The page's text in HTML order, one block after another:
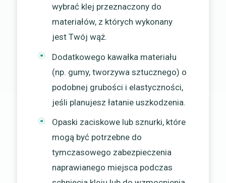
wybrać klej przeznaczony do
materiałów, z których wykonany
jest Twój wąż.
Dodatkowego kawałka materiału
(np. gumy, tworzywa sztucznego) o
podobnej grubości i elastyczności,
jeśli planujesz łatanie uszkodzenia.
Opaski zaciskowe lub sznurki, które
mogą być potrzebne do
tymczasowego zabezpieczenia
naprawianego miejsca podczas